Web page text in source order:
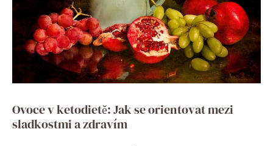
Ovoce v ketodietě: Jak se orientovat mezi
sladkostmi a zdravím